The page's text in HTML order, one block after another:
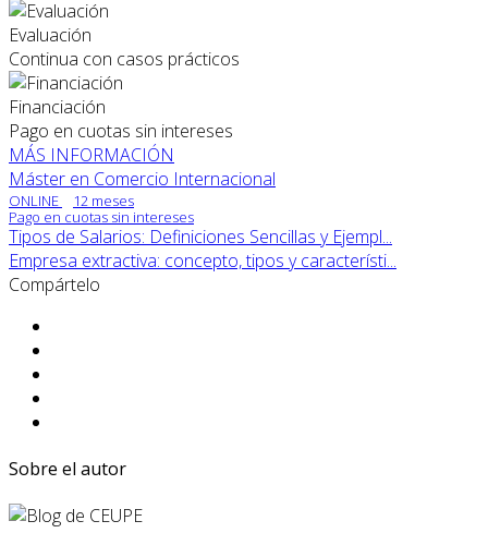
Evaluación
Continua con casos prácticos
Financiación
Pago en cuotas sin intereses
MÁS INFORMACIÓN
Máster en Comercio Internacional
ONLINE
12 meses
Pago en cuotas sin intereses
Tipos de Salarios: Definiciones Sencillas y Ejempl...
Empresa extractiva: concepto, tipos y característi...
Compártelo
Sobre el autor